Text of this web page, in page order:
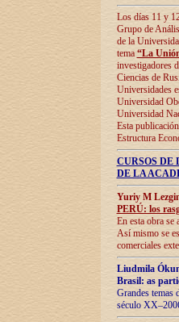
Los días 11 y
Grupo de
de la
tema “La
investigadores
Ciencias de
Universidades
Universidad
Universidad
Esta
Estructura
CURSOS
DE LA
Yuriy M
PERÚ: los
En esta obra se
Así mismo se
comerciales
Liudmila
Brasil: as
Grandes temas
século